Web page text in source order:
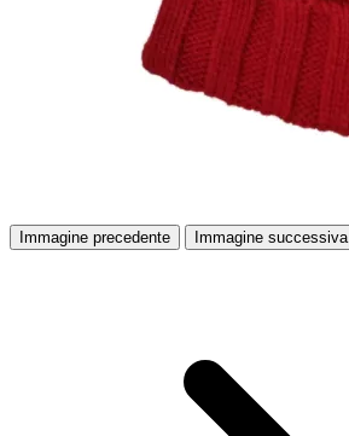
Immagine precedente Immagine successiva